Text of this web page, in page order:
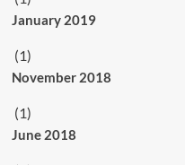
January 2019
(1)
November 2018
(1)
June 2018